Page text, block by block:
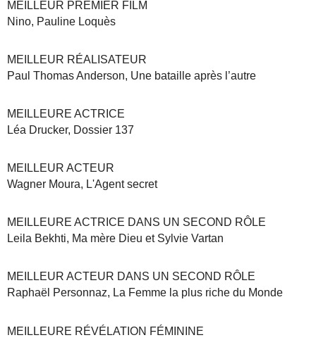
MEILLEUR PREMIER FILM
Nino, Pauline Loquès
MEILLEUR RÉALISATEUR
Paul Thomas Anderson, Une bataille après l’autre
MEILLEURE ACTRICE
Léa Drucker, Dossier 137
MEILLEUR ACTEUR
Wagner Moura, L'Agent secret
MEILLEURE ACTRICE DANS UN SECOND RÔLE
Leila Bekhti, Ma mère Dieu et Sylvie Vartan
MEILLEUR ACTEUR DANS UN SECOND RÔLE
Raphaël Personnaz, La Femme la plus riche du Monde
MEILLEURE RÉVÉLATION FÉMININE